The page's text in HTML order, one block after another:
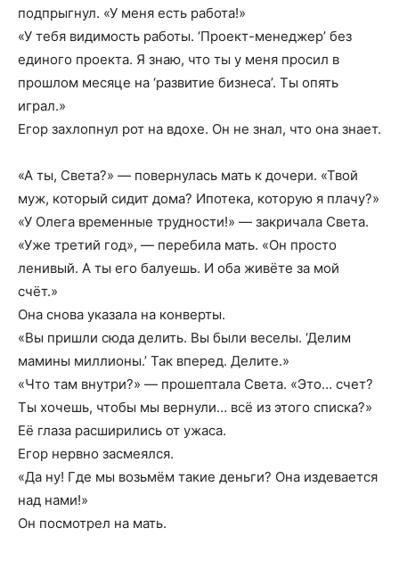
подпрыгнул. «У меня есть работа!»
«У тебя видимость работы. ‘Проект-менеджер’ без
единого проекта. Я знаю, что ты у меня просил в
прошлом месяце на ‘развитие бизнеса’. Ты опять
играл.»
Егор захлопнул рот на вдохе. Он не знал, что она знает.
«А ты, Света?» — повернулась мать к дочери. «Твой
муж, который сидит дома? Ипотека, которую я плачу?»
«У Олега временные трудности!» — закричала Света.
«Уже третий год», — перебила мать. «Он просто
ленивый. А ты его балуешь. И оба живёте за мой
счёт.»
Она снова указала на конверты.
«Вы пришли сюда делить. Вы были веселы. ‘Делим
мамины миллионы.’ Так вперед. Делите.»
«Что там внутри?» — прошептала Света. «Это… счет?
Ты хочешь, чтобы мы вернули… всё из этого списка?»
Её глаза расширились от ужаса.
Егор нервно засмеялся.
«Да ну! Где мы возьмём такие деньги? Она издевается
над нами!»
Он посмотрел на мать.